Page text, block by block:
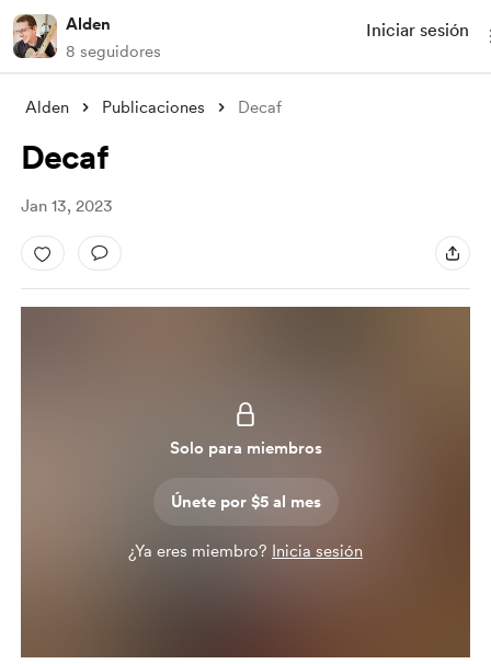
Alden
8 seguidores
Iniciar sesión
Alden Publicaciones Decaf
Decaf
Jan 13, 2023
Solo para miembros
Únete por $5 al mes
¿Ya eres miembro? Inicia sesión